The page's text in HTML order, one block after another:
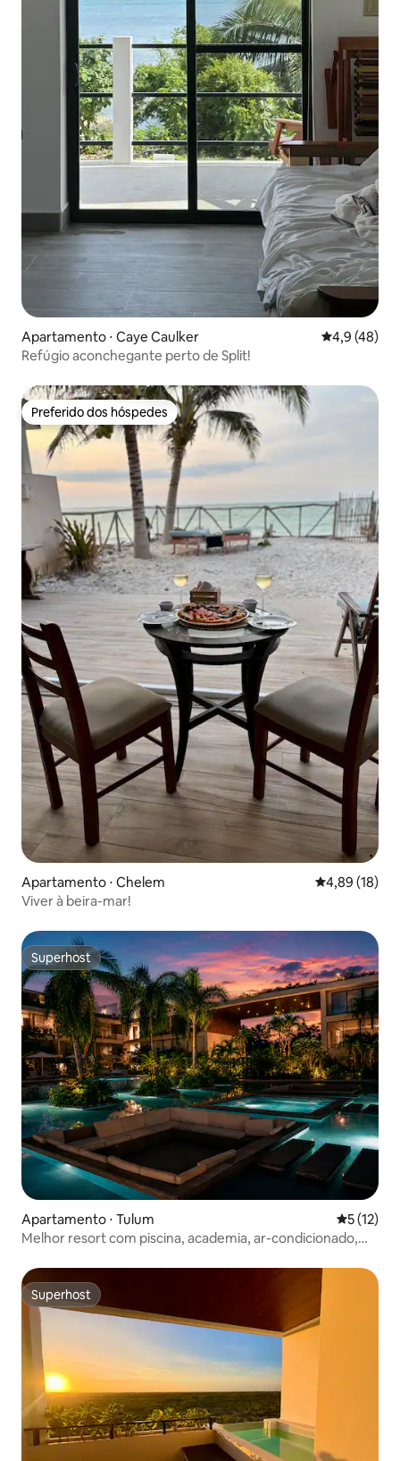
Apartamento ⋅ Caye Caulker 4,9 de uma
4,9 (48)
Refúgio aconchegante perto de Split!
Preferido dos hóspedes
Preferido dos hóspedes
Apartamento ⋅ Chelem 4,89 de uma
4,89 (18)
Viver à beira-mar!
Superhost
Superhost
Apartamento ⋅ Tulum 5 de uma
5 (12)
Melhor resort com piscina, academia, ar-condicionado,
Superhost
Superhost